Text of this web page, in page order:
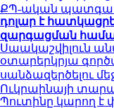
ՔՊ-ական
դոլար է
զարգացման
Սաակաշվիլուն
օտարերկրյա
սանձազերծելու
Ուկրաինայի
Պուտինը կարող է